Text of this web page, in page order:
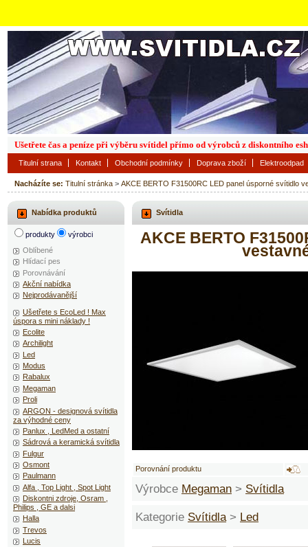
Nacházíte se: Titulní stránka > AKCE BERTO F31500RC LED panel úsporné svítidlo
Svítidla
AKCE BERTO
Porovnání produktu
Výrobce Megaman > Svítidla
Kategorie Svítidla > Led
Nabídka produktů
produkty
výrobci
Oblíbené
Hlídací pes
Porovnávání
Akční nabídka
Nejprodávanější
Ušetřete s EcoLed ! Max
úspora s mini náklady !
Ecolite
Archilight
Led
Modus
Rabalux
Megaman
Proli
ARGON - designová svítidla
za výhodné ceny
Panlux , LedMed a ostatní
Sádrová a keramická svítidla
Fulgur
Osmont
Paulmann
Alfa , Top Light , Spot Light
Diskontni zdroje, Osram ,
Philips , GE a dalsi
Halla
Trevos
Lucis
Titulní strana Kontakt Obchodní podmínky Doprava zboží Elektroodpad
Ušetřete čas a peníze při výběru svítidel přímo od výrobců z diskontního